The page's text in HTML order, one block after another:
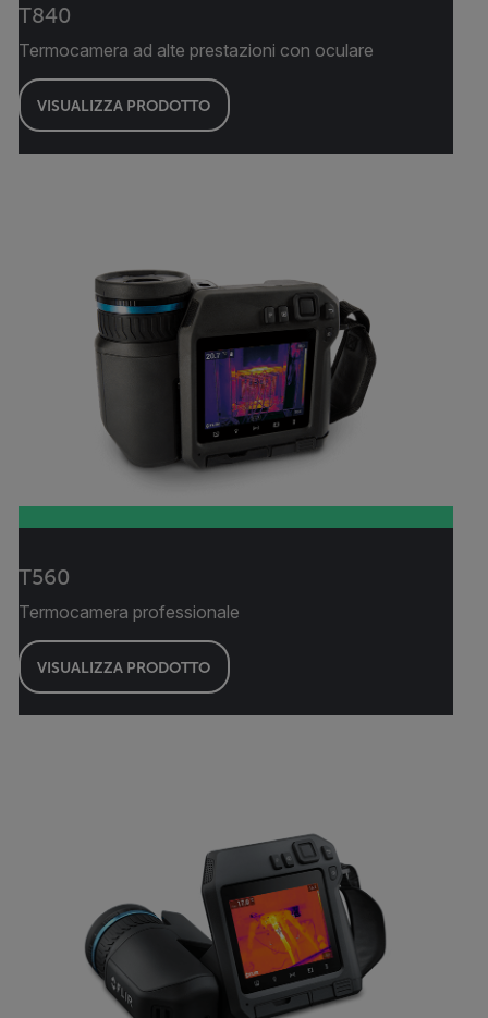
T840
Termocamera ad alte prestazioni con oculare
VISUALIZZA PRODOTTO
T560
Termocamera professionale
VISUALIZZA PRODOTTO